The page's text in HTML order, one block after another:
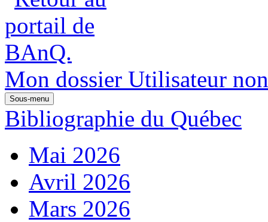
Mon dossier Utilisateur
Sous-menu
Bibliographie du Québec
Mai 2026
Avril 2026
Mars 2026